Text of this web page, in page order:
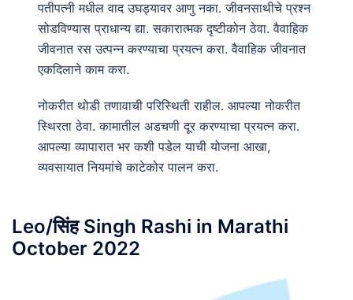
पतीपत्नी मधील वाद उघड्यावर आणु नका. जीवनसाथीचे प्रश्न
सोडविण्यास प्राधान्य द्या. सकारात्मक दृष्टीकोन ठेवा. वैवाहिक
जीवनात रस उत्पन्न करण्याचा प्रयत्न करा. वैवाहिक जीवनात
एकदिलाने काम करा.
नोकरीत थोडी तणावाची परिस्थिती राहील. आपल्या नोकरीत
स्थिरता ठेवा. कामातील अडचणी दूर करण्याचा प्रयत्न करा.
आपल्या व्यापारात भर कशी पडेल याची योजना आखा,
व्यवसायात नियमांचे काटेकोर पालन करा.
Leo/सिंह Singh Rashi in Marathi
October 2022